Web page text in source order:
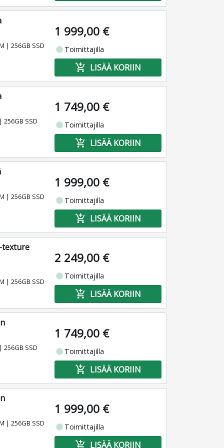
| 256GB SSD
1 999,00 €
fiber_manual_record Toimittajilla
add_shopping_cart LISÄÄ KORIIN
SSD
1 749,00 €
fiber_manual_record Toimittajilla
add_shopping_cart LISÄÄ KORIIN
| 256GB SSD
1 999,00 €
fiber_manual_record Toimittajilla
add_shopping_cart LISÄÄ KORIIN
texture
| 256GB SSD
2 249,00 €
fiber_manual_record Toimittajilla
add_shopping_cart LISÄÄ KORIIN
SSD
1 749,00 €
fiber_manual_record Toimittajilla
add_shopping_cart LISÄÄ KORIIN
| 256GB SSD
1 999,00 €
fiber_manual_record Toimittajilla
add_shopping_cart LISÄÄ KORIIN